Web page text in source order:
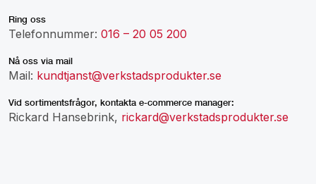
Ring oss
Telefonnummer: 016 – 20 05 200
Nå oss via mail
Mail: kundtjanst@verkstadsprodukter.se
Vid sortimentsfrågor, kontakta e-commerce manager:
Rickard Hansebrink, rickard@verkstadsprodukter.se